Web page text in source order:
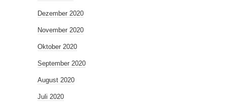
Dezember 2020
November 2020
Oktober 2020
September 2020
August 2020
Juli 2020